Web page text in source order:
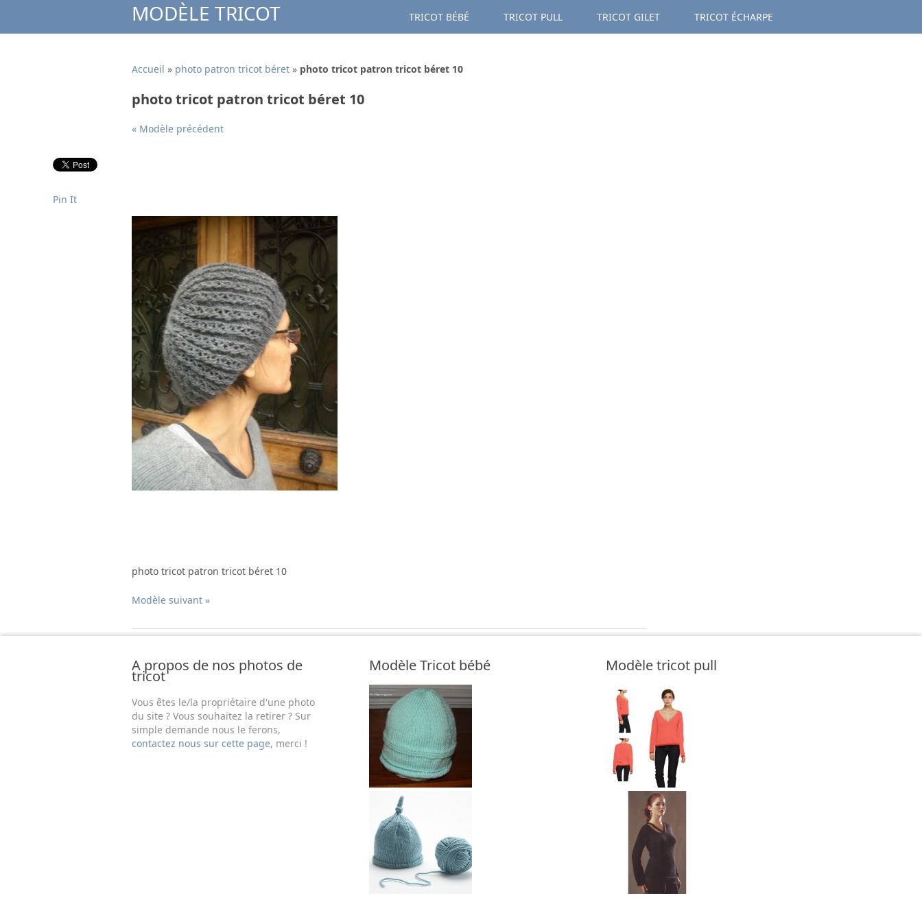
MODÈLE TRICOT TRICOT BÉBÉ TRICOT PULL TRICOT GILET TRICOT ÉCHARPE
Accueil » photo patron tricot béret » photo tricot patron tricot béret 10
photo tricot patron tricot béret 10
« Modèle précédent
photo tricot patron tricot béret 10
Modèle suivant »
Pin It
A propos de nos photos de
tricot
Vous êtes le/la propriétaire d'une photo
du site ? Vous souhaitez la retirer ? Sur
simple demande nous le ferons,
contactez nous sur cette page, merci !
Modèle Tricot bébé Modèle tricot pull